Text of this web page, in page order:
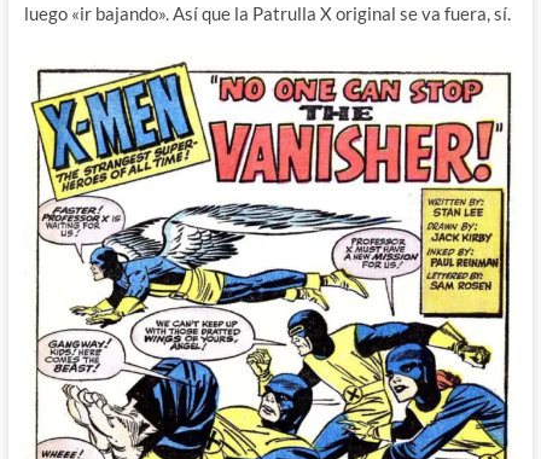
luego «ir bajando». Así que la Patrulla X original se va fuera, sí.